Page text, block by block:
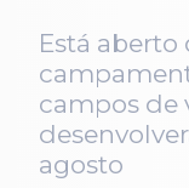
Está
campos de
agosto